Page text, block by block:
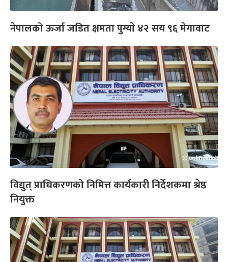
नेपालको ऊर्जा जडित क्षमता पुग्याे ४२ सय ९६ मेगावाट
विद्युत् प्राधिकरणको निमित्त कार्यकारी निर्देशकमा श्रेष्ठ
नियुक्त